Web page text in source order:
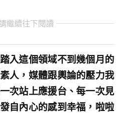
繼續往下閱讀
踏入這個領域不到幾個月的
人，媒體跟輿論的壓力我
次站上應援台、每一次見
自內心的感到幸福，啦啦